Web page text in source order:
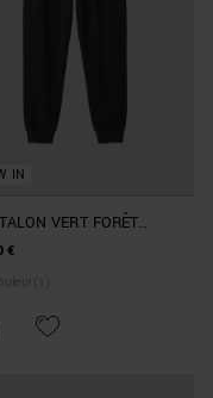
IN
VERT FORÊT
FIT AVEC RUBAN
FRONTAL
€